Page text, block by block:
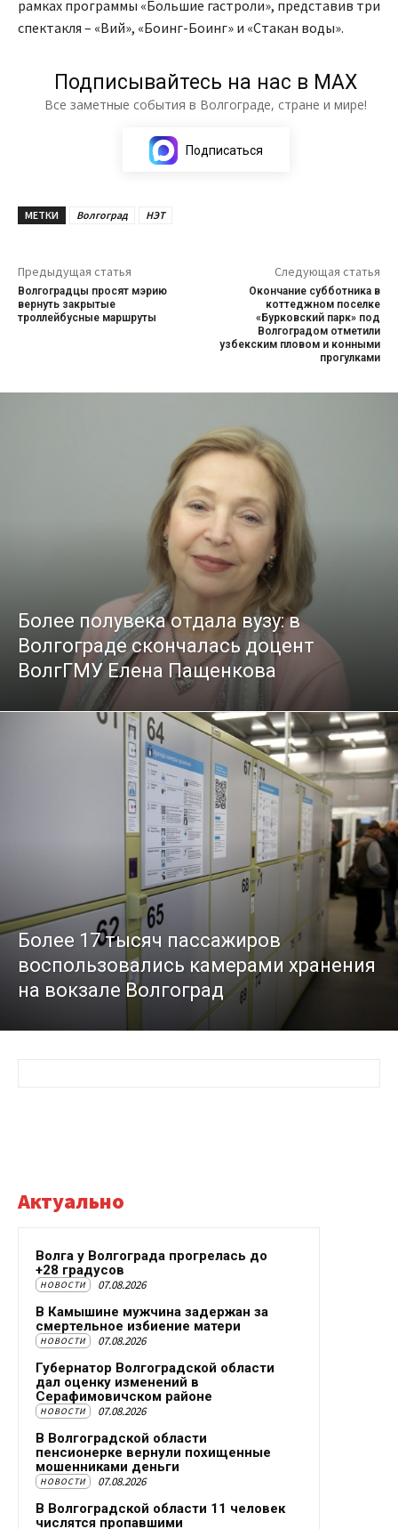
рамках программы «Большие гастроли», представив три
спектакля – «Вий», «Боинг-Боинг» и «Стакан воды».
Подписывайтесь на нас в МАХ
Все заметные события в Волгограде, стране и мире!
Подписаться
МЕТКИ Волгоград НЭТ
Предыдущая статья
Волгоградцы просят мэрию
вернуть закрытые
троллейбусные маршруты
Следующая статья
Окончание субботника в
коттеджном поселке
«Бурковский парк» под
Волгоградом отметили
узбекским пловом и конными
прогулками
Более полувека отдала вузу: в
Волгограде скончалась доцент
ВолгГМУ Елена Пащенкова
Более 17 тысяч пассажиров
воспользовались камерами хранения
на вокзале Волгоград
Актуально
Волга у Волгограда прогрелась до
+28 градусов
НОВОСТИ 07.08.2026
В Камышине мужчина задержан за
смертельное избиение матери
НОВОСТИ 07.08.2026
Губернатор Волгоградской области
дал оценку изменений в
Серафимовичском районе
НОВОСТИ 07.08.2026
В Волгоградской области
пенсионерке вернули похищенные
мошенниками деньги
НОВОСТИ 07.08.2026
В Волгоградской области 11 человек
числятся пропавшими